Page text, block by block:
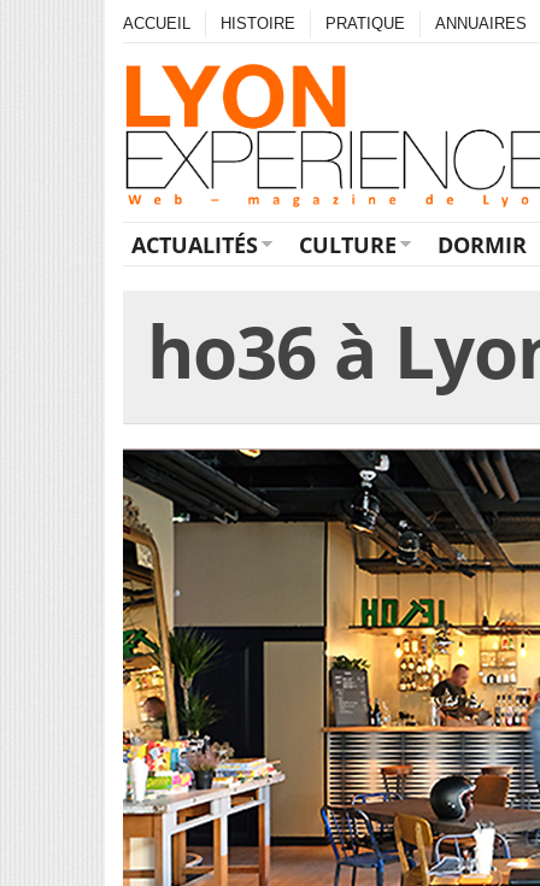
ACCUEIL HISTOIRE PRATIQUE ANNUAIRES
ACTUALITÉS CULTURE DORMIR
ho36 à